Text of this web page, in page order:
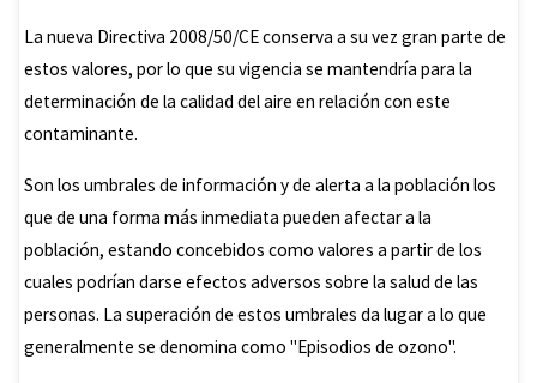
La nueva Directiva 2008/50/CE conserva a su vez gran parte de
estos valores, por lo que su vigencia se mantendría para la
determinación de la calidad del aire en relación con este
contaminante.
Son los umbrales de información y de alerta a la población los
que de una forma más inmediata pueden afectar a la
población, estando concebidos como valores a partir de los
cuales podrían darse efectos adversos sobre la salud de las
personas. La superación de estos umbrales da lugar a lo que
generalmente se denomina como "Episodios de ozono".